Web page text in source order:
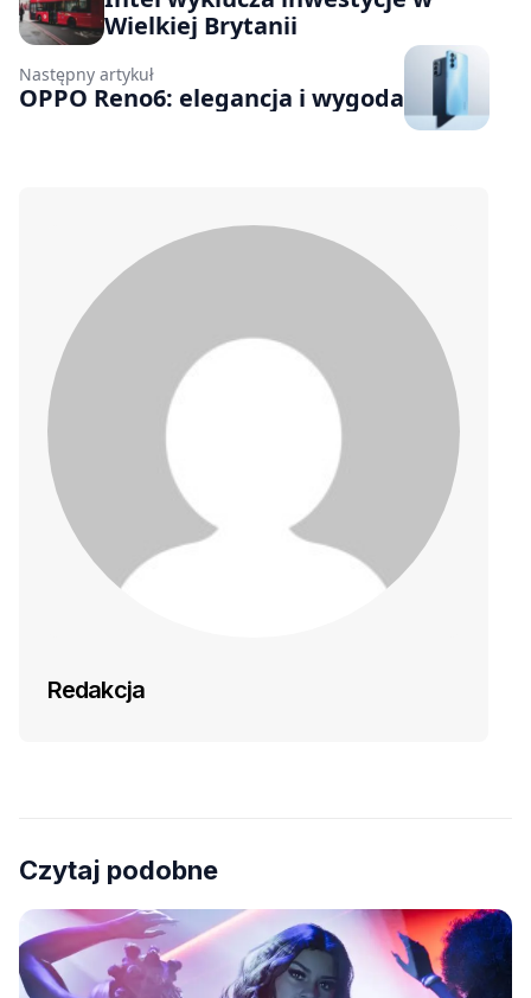
Wielkiej Brytanii
Następny artykuł
OPPO Reno6: elegancja i wygoda
Redakcja
Czytaj podobne